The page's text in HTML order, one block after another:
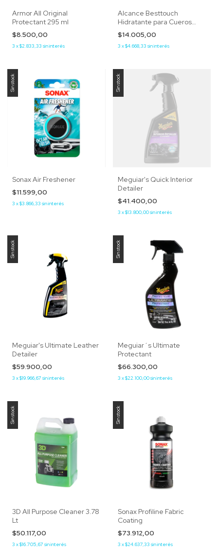
Armor All Original
Protectant 295 ml
$8.500,00
3 x$2.833,33 sin interés
Alcance Besttouch
Hidratante para Cueros
(200 ml)
$14.005,00
3 x$4.668,33 sin interés
Sin stock
Sonax Air Freshener
$11.599,00
3 x$3.866,33 sin interés
Sin stock
Meguiar's Quick Interior
Detailer
$41.400,00
3 x$13.800,00sin interés
Sin stock
Meguiar's Ultimate Leather
Detailer
$59.900,00
3 x$19.966,67 sin interés
Sin stock
Meguiar´s Ultimate
Protectant
$66.300,00
3 x$22.100,00sin interés
Sin stock
3D All Purpose Cleaner 3.78
Lt
$50.117,00
3 x$16.705,67 sin interés
Sin stock
Sonax Profiline Fabric
Coating
$73.912,00
3 x$24.637,33 sin interés